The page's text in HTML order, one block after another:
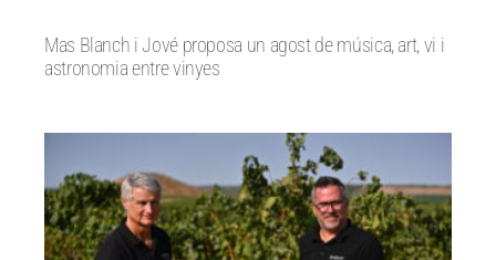
Mas Blanch i Jové proposa un agost de música, art, vi i
astronomia entre vinyes